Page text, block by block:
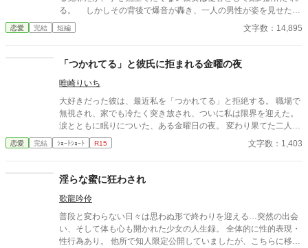
る。 しかしその背後で爆音が轟き、一人の男性が姿を見せた。
彼は少女の父親。 怒らせてはならない人々に繋がる少女の婚約
解消が、思わぬ展開を導きだす。 なんとなくの一気書き。御笑
恋愛 完結 短編 文字数：14,895
「つかれてる」と彼氏に拒まれる金曜の夜
唯崎りいち
大好きだった彼は、最近私を「つかれてる」と拒絶する。 職場で
無視され、家でも冷たく突き放され、ついに私は限界を迎えた。
涙とともに眠りについた、ある金曜日の夜。 変わり果てた二人の
関係は、予想もしない結末を迎える。
恋愛 完結 ｼｮｰﾄｼｮｰﾄ R15 文字数：1,403
淫らな蜜に狂わされ
歌龍吟伶
普段と変わらない日々は思わぬ形で終わりを迎える…突然の出会
い、そして体も心も開かれた少女の人生録。 全体的に性的表現・
性行為あり。 他所で知人限定公開していましたが、こちらに移し